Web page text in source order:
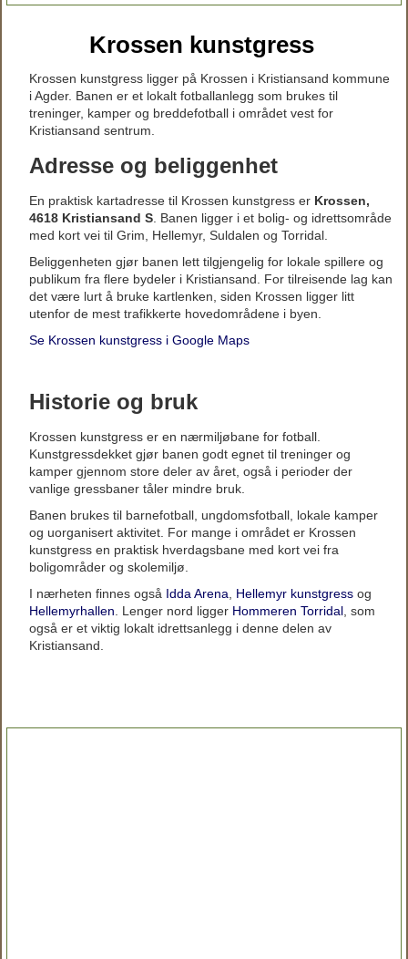
Krossen kunstgress
Krossen kunstgress ligger på Krossen i Kristiansand kommune
i Agder. Banen er et lokalt fotballanlegg som brukes til
treninger, kamper og breddefotball i området vest for
Kristiansand sentrum.
Adresse og beliggenhet
En praktisk kartadresse til Krossen kunstgress er Krossen,
4618 Kristiansand S . Banen ligger i et bolig- og idrettsområde
med kort vei til Grim, Hellemyr, Suldalen og Torridal.
Beliggenheten gjør banen lett tilgjengelig for lokale spillere og
publikum fra flere bydeler i Kristiansand. For tilreisende lag kan
det være lurt å bruke kartlenken, siden Krossen ligger litt
utenfor de mest trafikkerte hovedområdene i byen.
Se Krossen kunstgress i Google Maps
Historie og bruk
Krossen kunstgress er en nærmiljøbane for fotball.
Kunstgressdekket gjør banen godt egnet til treninger og
kamper gjennom store deler av året, også i perioder der
vanlige gressbaner tåler mindre bruk.
Banen brukes til barnefotball, ungdomsfotball, lokale kamper
og uorganisert aktivitet. For mange i området er Krossen
kunstgress en praktisk hverdagsbane med kort vei fra
boligområder og skolemiljø.
I nærheten finnes også Idda Arena Hellemyr kunstgress og
Hellemyrhallen . Lenger nord ligger Hommeren Torridal , som
også er et viktig lokalt idrettsanlegg i denne delen av
Kristiansand.